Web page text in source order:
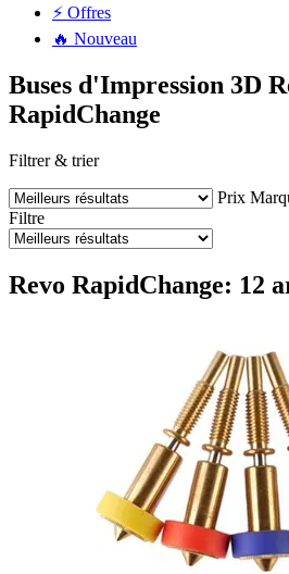
⚡ Offres
🔥 Nouveau
Buses d'Impression 3D
RapidChange
Filtrer & trier
Prix
Filtre
Revo RapidChange: 12